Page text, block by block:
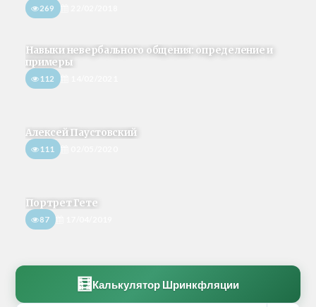
269
Навыки невербального общения: определение и
примеры
112
Алексей Паустовский
111
Портрет Гете
87
🧮 Калькулятор Шринкфляции